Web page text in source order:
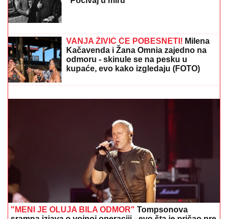
MILANČETA PUBLIKA NE PRESTAJE DA SLAVI:
Radosavljevićev četvrti koncert na korak do
rasprodaje (FOTO)
Kačavenda i Žana Omnia zajedno na
odmoru - skinule se na pesku u
kupaće, evo kako izgledaju (FOTO)
(FOTO) SPAKOVALI KOFERE I OTIŠLI
NA EGZOTIČNU DESTINACIJU
Anđela i Gastoz uživaju nakon
pomirenja, ona puni baterije pred
"Elitu 10"